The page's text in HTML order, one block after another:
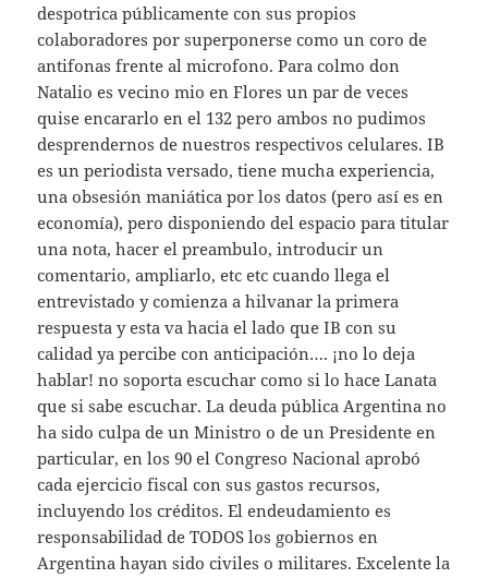
despotrica públicamente con sus propios
colaboradores por superponerse como un coro de
antifonas frente al microfono. Para colmo don
Natalio es vecino mio en Flores un par de veces
quise encararlo en el 132 pero ambos no pudimos
desprendernos de nuestros respectivos celulares. IB
es un periodista versado, tiene mucha experiencia,
una obsesión maniática por los datos (pero así es en
economía), pero disponiendo del espacio para titular
una nota, hacer el preambulo, introducir un
comentario, ampliarlo, etc etc cuando llega el
entrevistado y comienza a hilvanar la primera
respuesta y esta va hacia el lado que IB con su
calidad ya percibe con anticipación…. ¡no lo deja
hablar! no soporta escuchar como si lo hace Lanata
que si sabe escuchar. La deuda pública Argentina no
ha sido culpa de un Ministro o de un Presidente en
particular, en los 90 el Congreso Nacional aprobó
cada ejercicio fiscal con sus gastos recursos,
incluyendo los créditos. El endeudamiento es
responsabilidad de TODOS los gobiernos en
Argentina hayan sido civiles o militares. Excelente la